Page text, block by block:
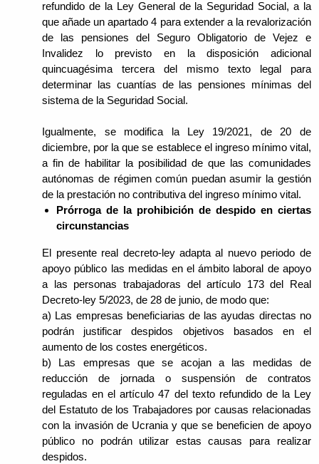
refundido de la Ley General de la Seguridad Social, a la
que añade un apartado 4 para extender a la revalorización
de las pensiones del Seguro Obligatorio de Vejez e
Invalidez lo previsto en la disposición adicional
quincuagésima tercera del mismo texto legal para
determinar las cuantías de las pensiones mínimas del
sistema de la Seguridad Social.
Igualmente, se modifica la Ley 19/2021, de 20 de
diciembre, por la que se establece el ingreso mínimo vital,
a fin de habilitar la posibilidad de que las comunidades
autónomas de régimen común puedan asumir la gestión
de la prestación no contributiva del ingreso mínimo vital.
Prórroga de la prohibición de despido en ciertas
circunstancias
El presente real decreto-ley adapta al nuevo periodo de
apoyo público las medidas en el ámbito laboral de apoyo
a las personas trabajadoras del artículo 173 del Real
Decreto-ley 5/2023, de 28 de junio, de modo que:
a) Las empresas beneficiarias de las ayudas directas no
podrán justificar despidos objetivos basados en el
aumento de los costes energéticos.
b) Las empresas que se acojan a las medidas de
reducción de jornada o suspensión de contratos
reguladas en el artículo 47 del texto refundido de la Ley
del Estatuto de los Trabajadores por causas relacionadas
con la invasión de Ucrania y que se beneficien de apoyo
público no podrán utilizar estas causas para realizar
despidos.